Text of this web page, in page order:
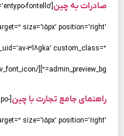
صادرات به چین fontello’
size=’15px’ position=’right’
3l8gka’ custom_class=”
admin_preview_bg=”][/av_font_icon]
راهنمای جامع تجارت با چین
size=’15px’ position=’right’